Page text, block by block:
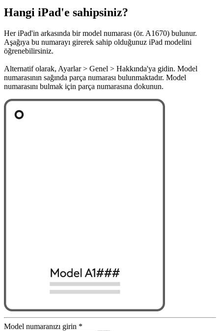
Hangi iPad'e sahipsiniz?
Her iPad'in arkasında bir model numarası (ör. A1670) bulunur.
Aşağıya bu numarayı girerek sahip olduğunuz iPad modelini
öğrenebilirsiniz.
Alternatif olarak, Ayarlar > Genel > Hakkında'ya gidin. Model
numarasının sağında parça numarası bulunmaktadır. Model
numarasını bulmak için parça numarasına dokunun.
Model numaranızı girin *